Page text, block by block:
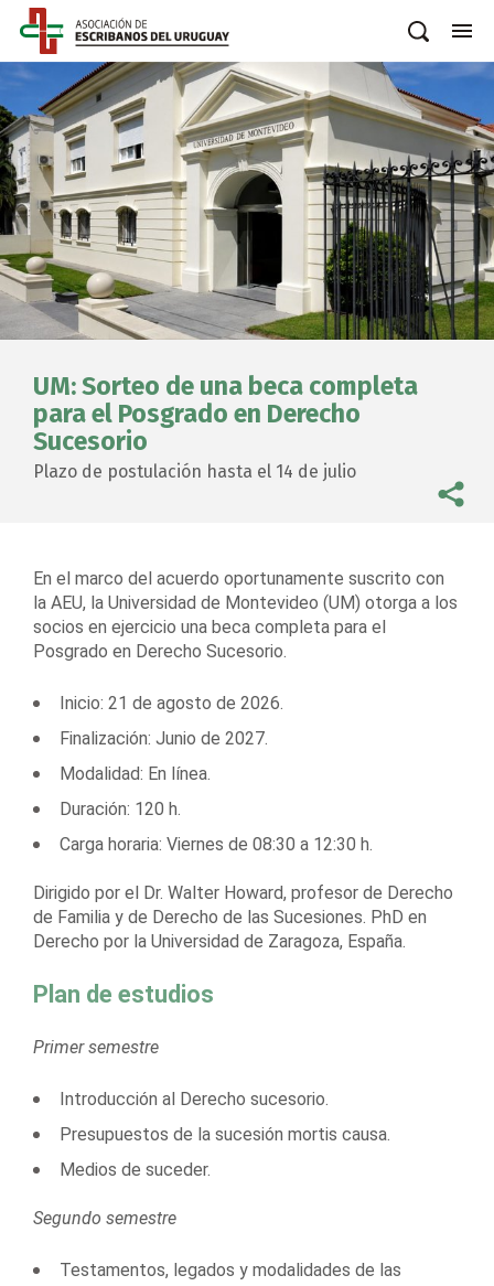
UM: Sorteo de una beca completa
para el Posgrado en Derecho
Sucesorio
Plazo de postulación hasta el 14 de julio
En el marco del acuerdo oportunamente suscrito con
la AEU, la Universidad de Montevideo (UM) otorga a los
socios en ejercicio una beca completa para el
Posgrado en Derecho Sucesorio.
Inicio: 21 de agosto de 2026.
Finalización: Junio de 2027.
Modalidad: En línea.
Duración: 120 h.
Carga horaria: Viernes de 08:30 a 12:30 h.
Dirigido por el Dr. Walter Howard, profesor de Derecho
de Familia y de Derecho de las Sucesiones. PhD en
Derecho por la Universidad de Zaragoza, España.
Plan de estudios
Primer semestre
Introducción al Derecho sucesorio.
Presupuestos de la sucesión mortis causa.
Medios de suceder.
Segundo semestre
Testamentos, legados y modalidades de las